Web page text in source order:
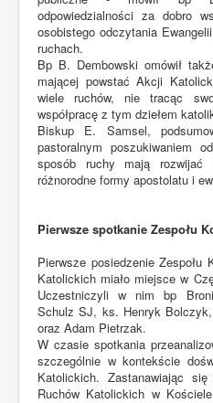
odpowiedzialności za dobro
osobistego odczytania
ruchach.
Bp B. Dembowski omówił
mającej powstać Akcji
wiele ruchów, nie tracąc
współpracę z tym dziełem
Biskup E. Samsel,
pastoralnym poszukiwaniem
sposób ruchy mają
różnorodne formy apostolatu i
Pierwsze spotkanie Zespołu
Pierwsze posiedzenie Zespołu
Katolickich miało miejsce w
Uczestniczyli w nim bp
Schulz SJ, ks. Henryk
oraz Adam Pietrzak.
W czasie spotkania
szczególnie w kontekście
Katolickich. Zastanawiając
Ruchów Katolickich w